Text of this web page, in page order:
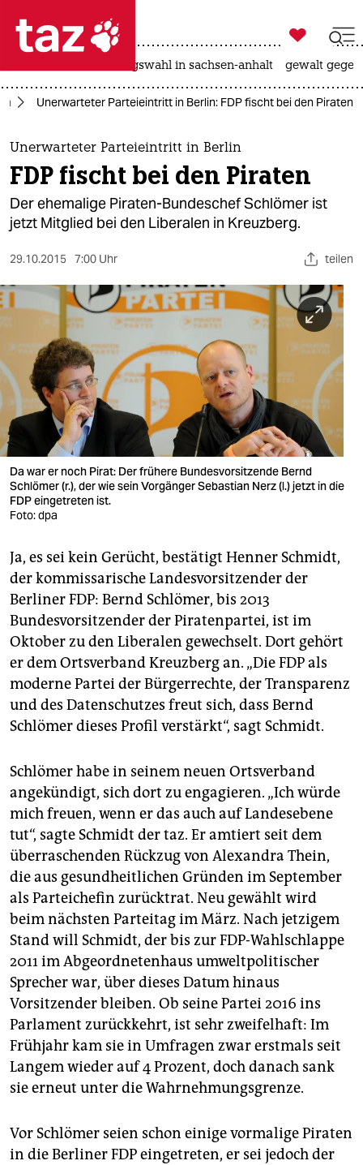
 taz zahl ich
taz zahl ich
themen
politik
öko
gesellschaft
kultur
sport
berlin
nord
wahrheit
verlag
verlag
shop
fragen & hilfe
unterstützen
abo
genossenschaft
epaper login

taz zahl ich
landtagswahl in sachsen-anhalt gewalt
Unerwarteter Parteieintritt in Berlin: FDP fischt bei den Piraten
Unerwarteter Parteieintritt in Berlin
FDP fischt bei den Piraten
Der ehemalige Piraten-Bundeschef Schlömer ist
jetzt Mitglied bei den Liberalen in Kreuzberg.
29.10.2015 7:00 Uhr teilen
Da war er noch Pirat: Der frühere Bundesvorsitzende Bernd
Schlömer (r.), der wie sein Vorgänger Sebastian Nerz (l.) jetzt in die
FDP eingetreten ist.
Foto: dpa
Ja, es sei kein Gerücht, bestätigt Henner Schmidt,
der kommissarische Landesvorsitzender der
Berliner FDP: Bernd Schlömer, bis 2013
Bundesvorsitzender der Piratenpartei, ist im
Oktober zu den Liberalen gewechselt. Dort gehört
er dem Ortsverband Kreuzberg an. „Die FDP als
moderne Partei der Bürgerrechte, der Transparenz
und des Datenschutzes freut sich, dass Bernd
Schlömer dieses Profil verstärkt“, sagt Schmidt.
Schlömer habe in seinem neuen Ortsverband
angekündigt, sich dort zu engagieren. „Ich würde
mich freuen, wenn er das auch auf Landesebene
tut“, sagte Schmidt der taz. Er amtiert seit dem
überraschenden Rückzug von Alexandra Thein,
die aus gesundheitlichen Gründen im September
als Parteichefin zurücktrat. Neu gewählt wird
beim nächsten Parteitag im März. Nach jetzigem
Stand will Schmidt, der bis zur FDP-Wahlschlappe
2011 im Abgeordnetenhaus umweltpolitischer
Sprecher war, über dieses Datum hinaus
Vorsitzender bleiben. Ob seine Partei 2016 ins
Parlament zurückkehrt, ist sehr zweifelhaft: Im
Frühjahr kam sie in Umfragen zwar erstmals seit
Langem wieder auf 4 Prozent, doch danach sank
sie erneut unter die Wahrnehmungsgrenze.
Vor Schlömer seien schon einige vormalige Piraten
in die Berliner FDP eingetreten, er sei jedoch der